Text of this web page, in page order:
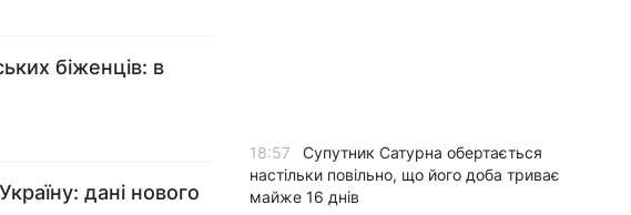
біженців: в
дані нового
18:57
Супутник Сатурна обертається
настільки повільно, що його доба триває
майже 16 днів